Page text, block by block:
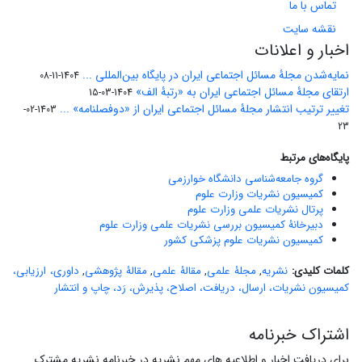
تماس با ما
نقشه سایت
اخبار و اعلانات
نمایه‌شدن مجلۀ مسائل اجتماعی ایران در پایگاه بین‌المللی ... 1404-11-08
ارتقای مجلۀ مسائل اجتماعی ایران به «رتبۀ الف» 1404-03-15
تغییر ترتیب انتشار مجلۀ مسائل اجتماعی ایران از «دوفصلنامه» ...
1403-02-
23
پایگاه‌های مرتبط
گروه جامعه‌شناسی دانشگاه خوارزمی
کمیسیون نشریات وزارت علوم
پرتال نشریات علمی وزارت علوم
دبیرخانۀ کمیسیون بررسی نشریات علمی وزارت علوم
کمیسیون نشریات علوم پزشکی کشور
کلمات کلیدی: نشریه,مجلۀ علمی,مقالۀ علمی,مقالۀ پژوهشی, داوری، ارزیابی،
کمیسیون نشریات، ارسال، دریافت، اصلاح، پذیرش، رَد، چاپ و انتشار
اشتراک خبرنامه